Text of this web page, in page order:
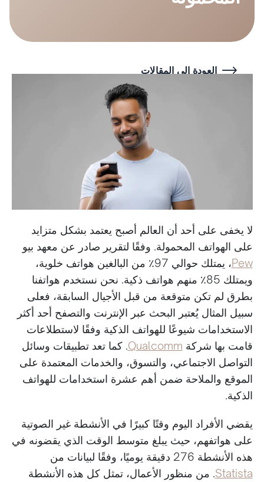
العودة إلى المقالات
لا يخفى على أحد أن العالم أصبح يعتمد بشكل متزايد
على الهواتف المحمولة. وفقًا لتقرير صادر عن معهد بيو
Pew
، يمتلك حوالي 97٪ من البالغين هواتف خلوية،
ويمتلك 85٪ منهم هواتف ذكية. نحن نستخدم هواتفنا
بطرق لم تكن متوقعة من قبل الأجيال السابقة، فعلى
سبيل المثال يُعتبر البحث عبر الإنترنت والتصفح أحد أكثر
الاستخدامات شيوعًا للهواتف الذكية وفقًا لاستطلاعات
قامت بها شركة Qualcomm. كما تعد تطبيقات وسائل
التواصل الاجتماعي، والتسوق، والخدمات المعتمدة على
الموقع والملاحة ضمن أهم عشرة استخدامات للهواتف
الذكية.
يقضي الأفراد اليوم وقتًا كبيرًا في الأنشطة غير الصوتية
على هواتفهم، حيث يبلغ متوسط الوقت الذي يقضونه في
هذه الأنشطة 276 دقيقة يوميًا، وفقًا لبيانات من
Statista. من منظور الأعمال، تمثل كل هذه الأنشطة